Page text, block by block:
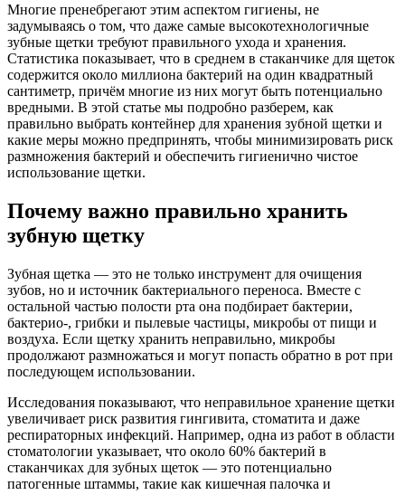
Многие пренебрегают этим аспектом гигиены, не
задумываясь о том, что даже самые высокотехнологичные
зубные щетки требуют правильного ухода и хранения.
Статистика показывает, что в среднем в стаканчике для щеток
содержится около миллиона бактерий на один квадратный
сантиметр, причём многие из них могут быть потенциально
вредными. В этой статье мы подробно разберем, как
правильно выбрать контейнер для хранения зубной щетки и
какие меры можно предпринять, чтобы минимизировать риск
размножения бактерий и обеспечить гигиенично чистое
использование щетки.
Почему важно правильно хранить
зубную щетку
Зубная щетка — это не только инструмент для очищения
зубов, но и источник бактериального переноса. Вместе с
остальной частью полости рта она подбирает бактерии,
бактерио-, грибки и пылевые частицы, микробы от пищи и
воздуха. Если щетку хранить неправильно, микробы
продолжают размножаться и могут попасть обратно в рот при
последующем использовании.
Исследования показывают, что неправильное хранение щетки
увеличивает риск развития гингивита, стоматита и даже
респираторных инфекций. Например, одна из работ в области
стоматологии указывает, что около 60% бактерий в
стаканчиках для зубных щеток — это потенциально
патогенные штаммы, такие как кишечная палочка и